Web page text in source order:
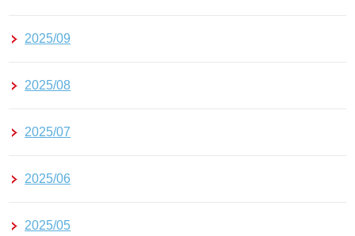
2025/09
2025/08
2025/07
2025/06
2025/05